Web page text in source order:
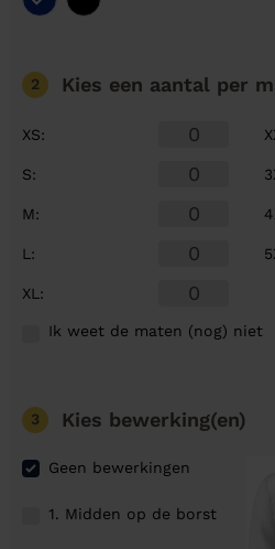
2 Kies een aantal per
XS:
S:
M:
L :
XL :
Ik weet de maten (nog) niet
3 Kies bewerking(en)
Geen bewerkingen
1. Midden op de borst